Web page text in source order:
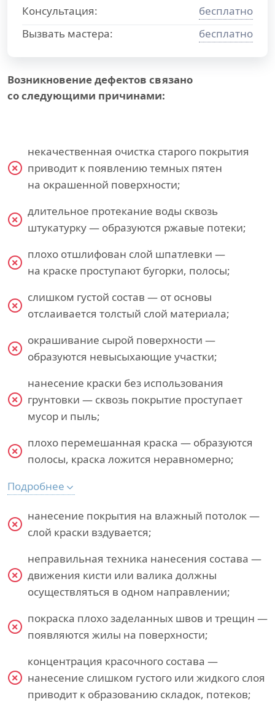
Консультация:
бесплатно
Вызвать мастера:
бесплатно
Возникновение дефектов связано
со следующими причинами:
некачественная очистка старого покрытия
приводит к появлению темных пятен
на окрашенной поверхности;
длительное протекание воды сквозь
штукатурку — образуются ржавые потеки;
плохо отшлифован слой шпатлевки —
на краске проступают бугорки, полосы;
слишком густой состав — от основы
отслаивается толстый слой материала;
окрашивание сырой поверхности —
образуются невысыхающие участки;
нанесение краски без использования
грунтовки — сквозь покрытие проступает
мусор и пыль;
плохо перемешанная краска — образуются
полосы, краска ложится неравномерно;
Подробнее
нанесение покрытия на влажный потолок —
слой краски вздувается;
неправильная техника нанесения состава —
движения кисти или валика должны
осуществляться в одном направлении;
покраска плохо заделанных швов и трещин —
появляются жилы на поверхности;
концентрация красочного состава —
нанесение слишком густого или жидкого слоя
приводит к образованию складок, потеков;